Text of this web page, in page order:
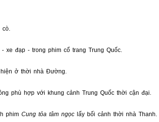
cò.
xe đạp - trong phim cổ trang Trung Quốc.
ở thời nhà Đường.
phù hợp với khung cảnh Trung Quốc thời cận đại.
phim Cung tỏa tâm ngọc lấy bối cảnh thời nhà Thanh.